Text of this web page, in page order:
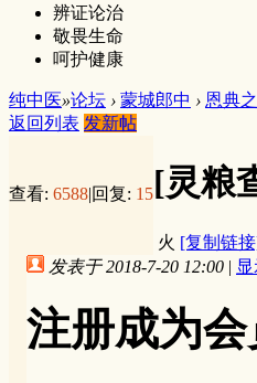
辨证论治
敬畏生命
呵护健康
纯中医»论坛 › 蒙城郎中 › 恩典
返回列表 发新帖
查看: 6588|回复: 15[灵粮
火 [复制链
发表于 2018-7-20 12:00 |
注册成为